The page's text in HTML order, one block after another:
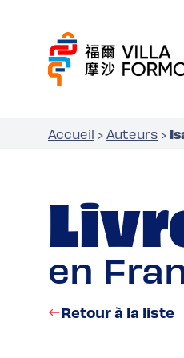
Accueil › Auteurs ›
en
Retour à la liste